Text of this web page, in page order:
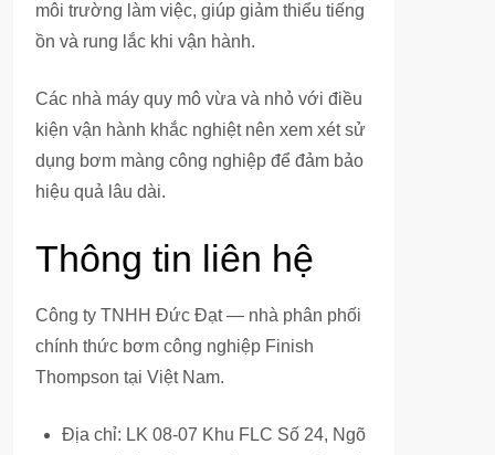
môi trường làm việc, giúp giảm thiểu tiếng
ồn và rung lắc khi vận hành.
Các nhà máy quy mô vừa và nhỏ với điều
kiện vận hành khắc nghiệt nên xem xét sử
dụng bơm màng công nghiệp để đảm bảo
hiệu quả lâu dài.
Thông tin liên hệ
Công ty TNHH Đức Đạt — nhà phân phối
chính thức bơm công nghiệp Finish
Thompson tại Việt Nam.
Địa chỉ: LK 08-07 Khu FLC Số 24, Ngõ